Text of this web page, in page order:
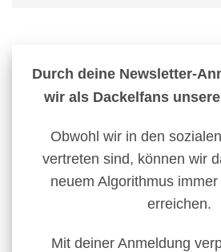
Durch deine Newsletter-
wir als Dackelfans
Obwohl wir in den
vertreten sind, können wir
neuem Algorithmus
erreichen.
Mit deiner Anmeldung